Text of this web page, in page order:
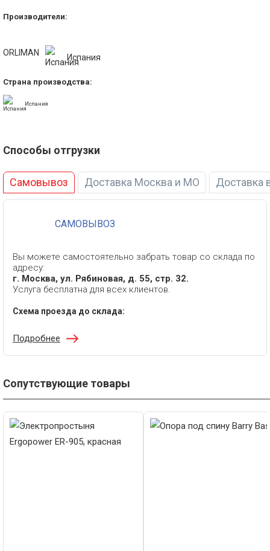
• Гемиплегия из-за инсульта.
• Поражения седалищного и малоберцового нервов.
• Данный ортез не подходит пациентам со спастическим
параличом или с варусными, вальгусными отклонениями.
Производители:
ORLIMAN Испания
Страна производства:
Испания
Способы отгрузки
Самовывоз Доставка Москва и МО Доставка
САМОВЫВОЗ
Вы можете самостоятельно забрать товар со склада по
адресу:
г. Москва, ул. Рябиновая, д. 55, стр. 32.
Услуга бесплатна для всех клиентов.
Схема проезда до склада:
Подробнее
Сопутствующие товары